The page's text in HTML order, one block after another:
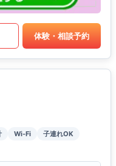
体験・相談予約
Wi-Fi
子連れOK